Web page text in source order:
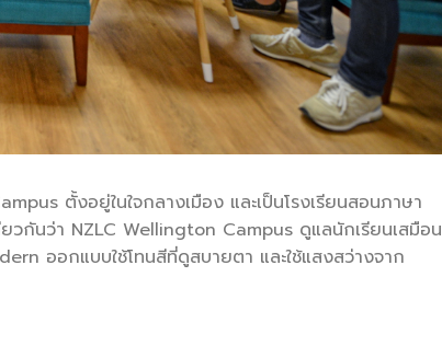
ตั้งอยู่ในใจกลางเมือง และเป็นโรงเรียนสอนภาษา
วกันว่า NZLC Wellington Campus ดูแลนักเรียนเสมือน
ออกแบบใช้โทนสีที่ดูสบายตา และใช้แสงสว่างจาก